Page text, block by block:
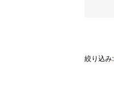
絞り込み: